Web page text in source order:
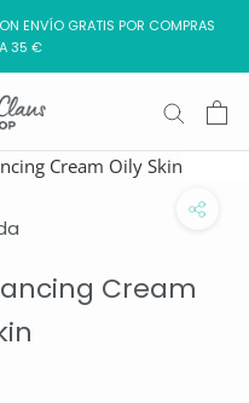
ENVÍO GRATIS POR COMPRAS
A 35 €
Cream Oily Skin
Cream